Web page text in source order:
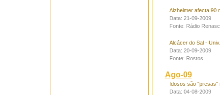
Alzheimer afecta 90
Data: 21-09-2009
Fonte: Rádio
Alcácer do Sal -
Data: 20-09-2009
Fonte: Rostos
Ago-09
Idosos são "presas"
Data: 04-08-2009